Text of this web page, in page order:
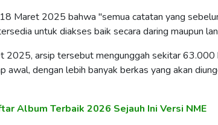
Maret 2025 bahwa "semua catatan yang
untuk diakses baik secara daring maupun
2025, arsip tersebut mengunggah sekitar 63.000
dengan lebih banyak berkas yang akan
Album Terbaik 2026 Sejauh Ini Versi NME